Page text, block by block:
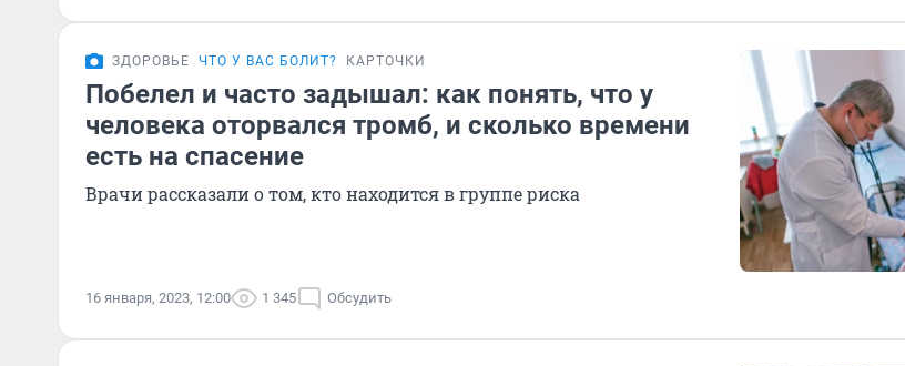
ЗДОРОВЬЕ ЧТО У ВАС БОЛИТ? КАРТОЧКИ
Побелел и часто задышал: как понять, что у
человека оторвался тромб, и сколько времени
есть на спасение
Врачи рассказали о том, кто находится в группе риска
16 января, 2023, 12:00 1 345 Обсудить